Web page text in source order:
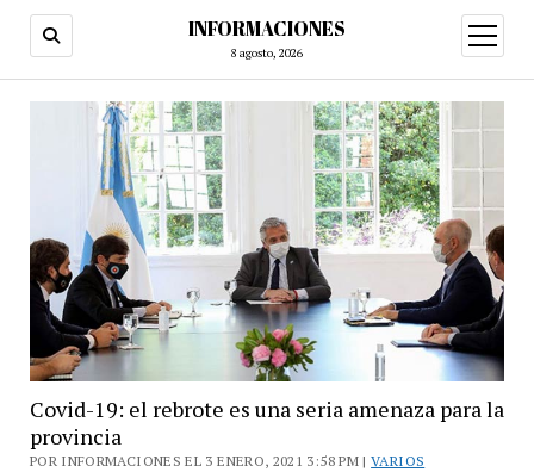
INFORMACIONES
8 agosto, 2026
abrir
menú
Covid-19: el rebrote es una seria amenaza para la
provincia
POR INFORMACIONES EL 3 ENERO, 2021 3:58 PM |VARIOS